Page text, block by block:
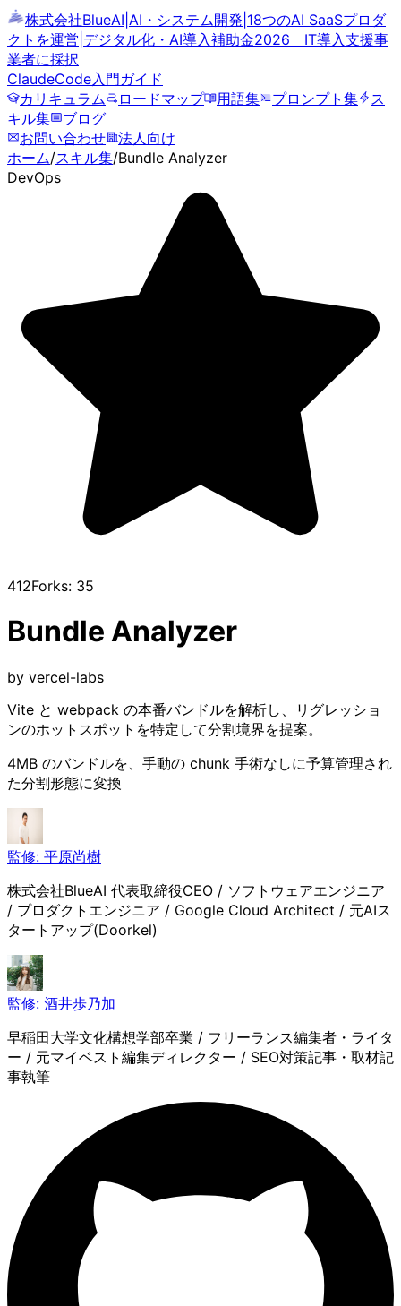
株式会社BlueAI AI・システム開発 18つのAI SaaSプロダ
クトを運営 デジタル化・AI導入補助金2026 IT導入支援事
業者に採択
ClaudeCode入門ガイド
カリキュラム
ロードマップ 用語集 プロンプト集
ス
キル集
ブログ
お問い合わせ
法人向け
ホーム/スキル集/Bundle Analyzer
DevOps
412Forks: 35
Bundle Analyzer
by vercel-labs
Vite と webpack の本番バンドルを解析し、リグレッショ
ンのホットスポットを特定して分割境界を提案。
4MB のバンドルを、手動の chunk 手術なしに予算管理され
た分割形態に変換
監修: 平原尚樹
株式会社BlueAI 代表取締役CEO / ソフトウェアエンジニア
/ プロダクトエンジニア / Google Cloud Architect / 元AIス
タートアップ(Doorkel)
監修: 酒井歩乃加
早稲田大学文化構想学部卒業 / フリーランス編集者・ライタ
ー / 元マイベスト編集ディレクター / SEO対策記事・取材記
事執筆